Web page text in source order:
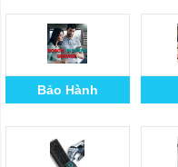
Bảo Hành